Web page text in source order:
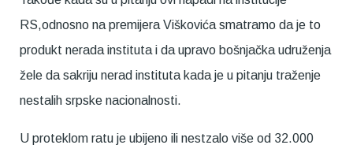
RS,odnosno na premijera Viškovića smatramo da je to
produkt nerada instituta i da upravo bošnjačka udruženja
žele da sakriju nerad instituta kada je u pitanju traženje
nestalih srpske nacionalnosti.
U proteklom ratu je ubijeno ili nestzalo više od 32.000